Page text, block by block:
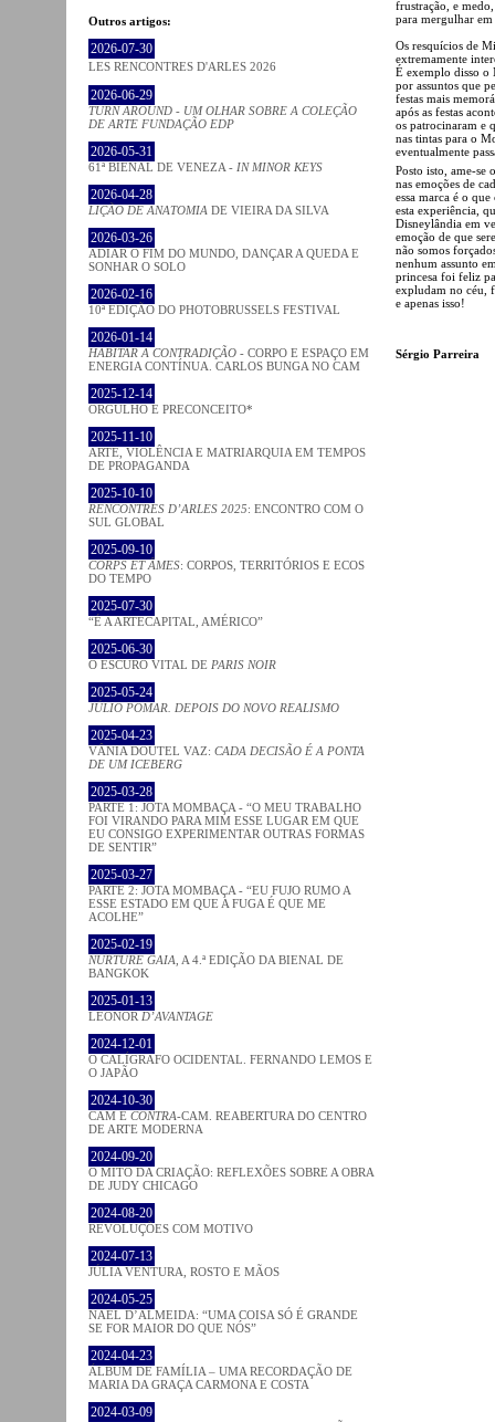
Outros artigos:
2026-07-30
LES RENCONTRES D'ARLES 2026
2026-06-29
TURN AROUND - UM OLHAR SOBRE A COLEÇÃO
DE ARTE FUNDAÇÃO EDP
2026-05-31
61ª BIENAL DE VENEZA - IN MINOR KEYS
2026-04-28
LIÇÃO DE ANATOMIA DE VIEIRA DA SILVA
2026-03-26
ADIAR O FIM DO MUNDO, DANÇAR A QUEDA E
SONHAR O SOLO
2026-02-16
10ª EDIÇÃO DO PHOTOBRUSSELS FESTIVAL
2026-01-14
HABITAR A CONTRADIÇÃO - CORPO E ESPAÇO EM
ENERGIA CONTÍNUA. CARLOS BUNGA NO CAM
2025-12-14
ORGULHO E PRECONCEITO*
2025-11-10
ARTE, VIOLÊNCIA E MATRIARQUIA EM TEMPOS
DE PROPAGANDA
2025-10-10
RENCONTRES D’ARLES 2025: ENCONTRO COM O
SUL GLOBAL
2025-09-10
CORPS ET ÂMES: CORPOS, TERRITÓRIOS E ECOS
DO TEMPO
2025-07-30
“É A ARTECAPITAL, AMÉRICO”
2025-06-30
O ESCURO VITAL DE PARIS NOIR
2025-05-24
JÚLIO POMAR. DEPOIS DO NOVO REALISMO
2025-04-23
VÂNIA DOUTEL VAZ: CADA DECISÃO É A PONTA
DE UM ICEBERG
2025-03-28
PARTE 1: JOTA MOMBAÇA - “O MEU TRABALHO
FOI VIRANDO PARA MIM ESSE LUGAR EM QUE
EU CONSIGO EXPERIMENTAR OUTRAS FORMAS
DE SENTIR”
2025-03-27
PARTE 2: JOTA MOMBAÇA - “EU FUJO RUMO A
ESSE ESTADO EM QUE A FUGA É QUE ME
ACOLHE”
2025-02-19
NURTURE GAIA , A 4.ª EDIÇÃO DA BIENAL DE
BANGKOK
2025-01-13
LEONOR D’AVANTAGE
2024-12-01
O CALÍGRAFO OCIDENTAL. FERNANDO LEMOS E
O JAPÃO
2024-10-30
CAM E CONTRA-CAM. REABERTURA DO CENTRO
DE ARTE MODERNA
2024-09-20
O MITO DA CRIAÇÃO: REFLEXÕES SOBRE A OBRA
DE JUDY CHICAGO
2024-08-20
REVOLUÇÕES COM MOTIVO
2024-07-13
JÚLIA VENTURA, ROSTO E MÃOS
2024-05-25
NAEL D’ALMEIDA: “UMA COISA SÓ É GRANDE
SE FOR MAIOR DO QUE NÓS”
2024-04-23
ÁLBUM DE FAMÍLIA – UMA RECORDAÇÃO DE
MARIA DA GRAÇA CARMONA E COSTA
2024-03-09
frustração, e
para mergulhar
Os resquícios de
extremamente
É exemplo disso o
por assuntos que
festas mais
após as festas
os patrocinaram e
nas tintas para o
eventualmente
Posto isto, ame-se
nas emoções de
essa marca é o
esta experiência,
Disneylândia em
emoção de que
não somos
nenhum assunto
princesa foi feliz
expludam no céu,
e apenas isso!
Sérgio Parreira